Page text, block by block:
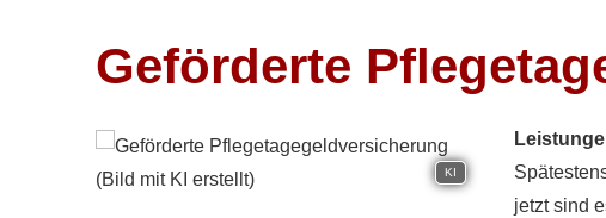
Geförderte
KI
jetzt sind